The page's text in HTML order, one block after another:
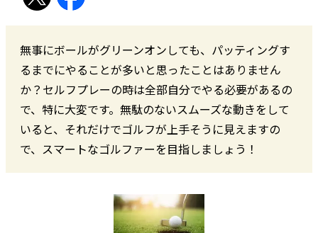
無事にボールがグリーンオンしても、パッティングす
るまでにやることが多いと思ったことはありません
か？セルフプレーの時は全部自分でやる必要があるの
で、特に大変です。無駄のないスムーズな動きをして
いると、それだけでゴルフが上手そうに見えますの
で、スマートなゴルファーを目指しましょう！